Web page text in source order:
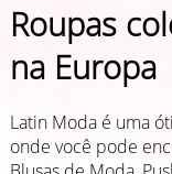
Roupas
na Europa
Latin Moda é uma
onde você pode